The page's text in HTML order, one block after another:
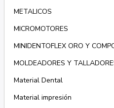
METALICOS
MICROMOTORES
MINIDENTOFLEX ORO Y
MOLDEADORES Y
Material Dental
Material impresión